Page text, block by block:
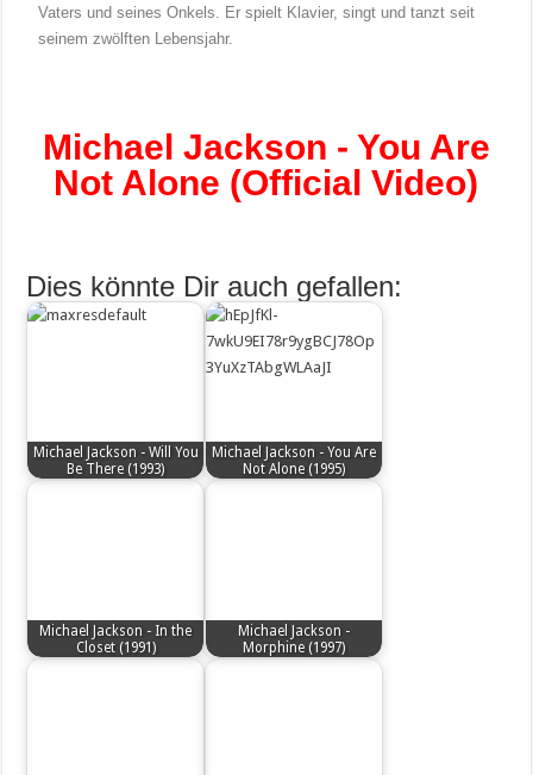
Vaters und seines Onkels. Er spielt Klavier, singt und tanzt seit
seinem zwölften Lebensjahr.
Michael Jackson - You Are
Not Alone (Official Video)
Dies könnte Dir auch gefallen:
Michael Jackson - Will You
Be There (1993)
Michael Jackson - You Are
Not Alone (1995)
Michael Jackson - In the
Closet (1991)
Michael Jackson -
Morphine (1997)